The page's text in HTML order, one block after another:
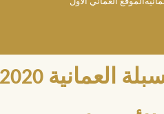
2020